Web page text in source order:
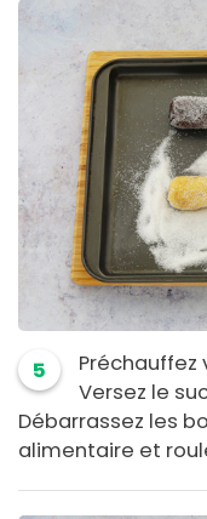
5
Préchauffez
Versez le
Débarrassez les
alimentaire et